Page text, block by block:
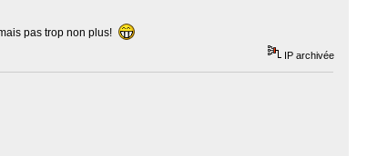
pas trop non plus!
IP archivée